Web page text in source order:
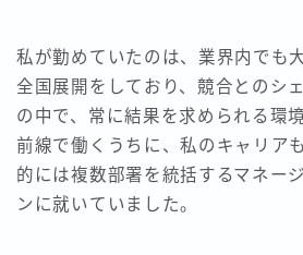
私が勤めていたのは、業界内でも
全国展開をしており、競合とのシ
の中で、常に結果を求められる環
前線で働くうちに、私のキャリア
的には複数部署を統括するマネー
ンに就いていました。